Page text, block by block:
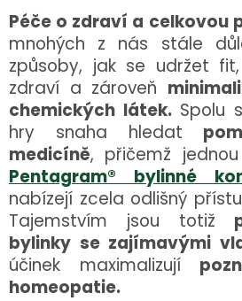
Péče o zdraví a celkovou
mnohých z nás stále
způsoby, jak se udržet
zdraví a zároveň
chemických látek.Spolu
hry snaha hledat
medicíně, přičemž
Pentagram® bylinné
nabízejí zcela odlišný
Tajemstvím jsou totiž
bylinky se zajímavými
účinek maximalizují
homeopatie.